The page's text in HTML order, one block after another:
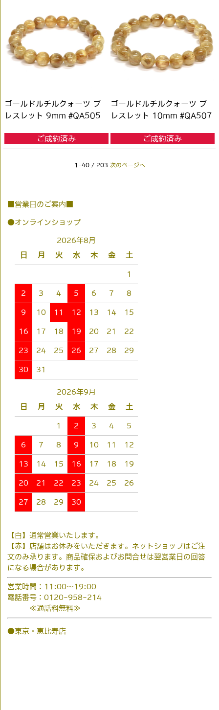
ゴールドルチルクォーツ ブ
レスレット 9mm #QA505
ご成約済み
ゴールドルチルクォーツ ブ
レスレット 10mm #QA507
ご成約済み
1-40 / 203 次のページへ
■営業日のご案内■
●オンラインショップ
2026年8月
日
月 火 水 木 金 土
1
2 3 4 5 6 7 8
9 10 11 12 13 14 15
16 17 18 19 20 21 22
23 24 25 26 27 28 29
30 31
2026年9月
日
月 火 水 木 金 土
1 2 3 4 5
6 7 8 9 10 11 12
13 14 15 16 17 18 19
20 21 22 23 24 25 26
27 28 29 30
【白】通常営業いたします。
【赤】店舗はお休みをいただきます。ネットショップはご注
文のみ承ります。商品確保およびお問合せは翌営業日の回答
になる場合があります。
営業時間：11:00～19:00
電話番号：0120-958-214
≪通話料無料≫
●東京・恵比寿店